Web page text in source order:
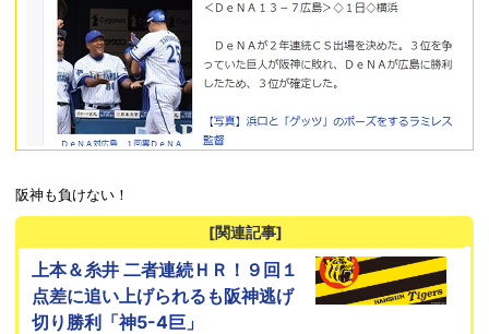
阪神も負けない！
[関連記事]
上本＆糸井 二者連続ＨＲ！９回１
点差に追い上げられるも阪神逃げ
切り勝利「神5-4巨」